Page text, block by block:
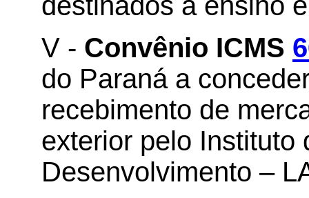
V - Convênio ICMS
do Paraná a
recebimento de
exterior pelo Instituto
Desenvolvimento –